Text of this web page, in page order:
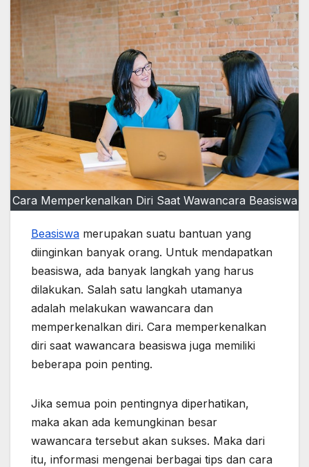
Cara Memperkenalkan Diri Saat Wawancara Beasiswa
Beasiswa merupakan suatu bantuan yang
diinginkan banyak orang. Untuk mendapatkan
beasiswa, ada banyak langkah yang harus
dilakukan. Salah satu langkah utamanya
adalah melakukan wawancara dan
memperkenalkan diri. Cara memperkenalkan
diri saat wawancara beasiswa juga memiliki
beberapa poin penting.
Jika semua poin pentingnya diperhatikan,
maka akan ada kemungkinan besar
wawancara tersebut akan sukses. Maka dari
itu, informasi mengenai berbagai tips dan cara